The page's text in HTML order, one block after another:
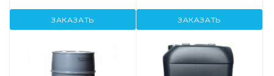
ЗАКАЗАТЬ ЗАКАЗАТЬ